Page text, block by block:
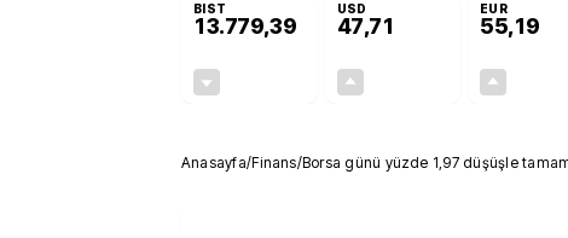
BIST
13.779,39
USD
47,71
EUR
55,19
Anasayfa/Finans/Borsa günü yüzde 1,97 düşüşle